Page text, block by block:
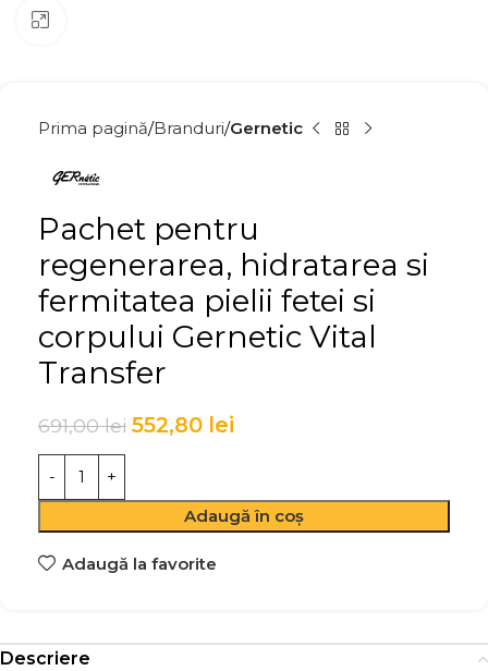
Prima pagină Branduri Gernetic
Pachet pentru
regenerarea, hidratarea si
fermitatea pielii fetei si
corpului Gernetic Vital
Transfer
691,00lei 552,80 lei
Adaugă în coș
Adaugă la favorite
Descriere